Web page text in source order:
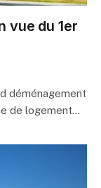
vue du 1er
déménagement
de logement…